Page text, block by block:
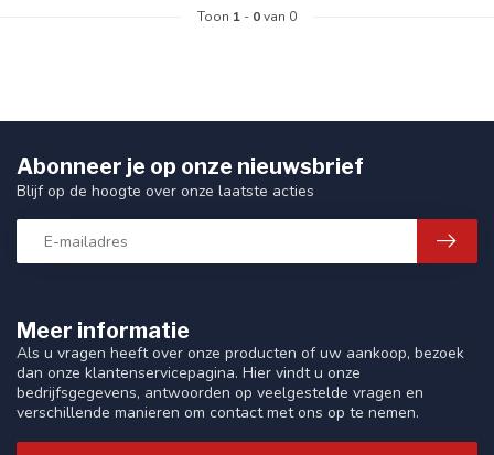
Toon 1 - 0van 0
Meer informatie
Als u vragen heeft over onze producten of uw aankoop, bezoek
dan onze klantenservicepagina. Hier vindt u onze
bedrijfsgegevens, antwoorden op veelgestelde vragen en
verschillende manieren om contact met ons op te nemen.
Abonneer je op onze nieuwsbrief
Blijf op de hoogte over onze laatste acties